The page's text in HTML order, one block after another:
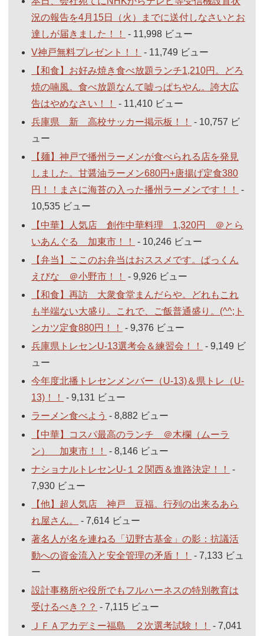
況の報告を4月15日（火）までに送付しなさいとお
達しが届きました！！
- 11,998 ビュー
V神戸無料プレゼント！！
- 11,749 ビュー
【和食】お好み焼き食べ放題ランチ1,210円。どろ
焼の喃風。食べ放題なんて嘘っぱちやん。誇大広
告はやめなさい！！
- 11,410 ビュー
兵庫県 新 高校サッカー掲示板！！
- 10,757 ビ
ュー
【麺】神戸で播州ラーメンが食べられる店を発見
しました。甘醤油ラーメン680円+唐揚げ定食380
円！！まさに海苔の入った播州ラーメンです！！
-
10,535 ビュー
【中華】人気店 創作中華料理 1,320円 ＠とら
いあんぐる 加東市！！
- 10,246 ビュー
【弁当】ここのお弁当はおススメです。ぱっくん
えびな ＠小野市！！
- 9,926 ビュー
【和食】再訪 大衆食堂まんだらや。どれもこれ
も半端ない大盛り。これで、ご飯普通盛り。(^^;ト
ンカツ定食880円！！
- 9,376 ビュー
兵庫県トレセンU-13選考会＆練習会！！
- 9,149 ビ
ュー
今年度北播トレセンメンバー（U-13)＆県トレ（U-
13)！！
- 9,131 ビュー
ラーメン食べよう - 8,882 ビュー
【中華】コスパ最高のランチ ＠木欄（ムーラ
ン） 加東市！！
- 8,146 ビュー
ナショナルトレセンU-１２関西＆進路決定！！
-
7,930 ビュー
【他】超人気店 神戸 豆福。行列の出来るあら
れ屋さん。
- 7,614 ビュー
著名人が名を連ねる「辺野古基金」の影：抗議活
動への資金流入と安全管理の矛盾！！
- 7,133 ビュ
ー
設計事務所や役所でもフルハーネスの特別教育は
受けるべき？？ - 7,115 ビュー
ＪＦＡアカデミー福島 ２次選考試験！！
- 7,041